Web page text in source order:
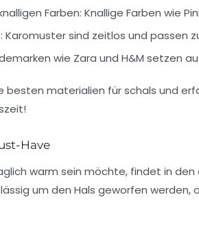
Farben: Knallige Farben wie
: Karomuster sind zeitlos und passen
wie Zara und H&M setzen
Have
warm sein möchte, findet in den
um den Hals geworfen